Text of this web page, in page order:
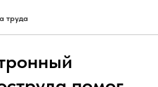
труда